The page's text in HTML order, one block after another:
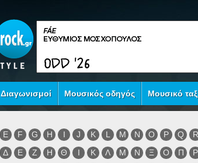
Διαγωνισμοί Μουσικός οδηγός Μουσικό
E F G H I J K L M N O P Q R
Δ Ε Ζ Η Θ Ι Κ Λ Μ Ν Ξ Ο Π Ρ